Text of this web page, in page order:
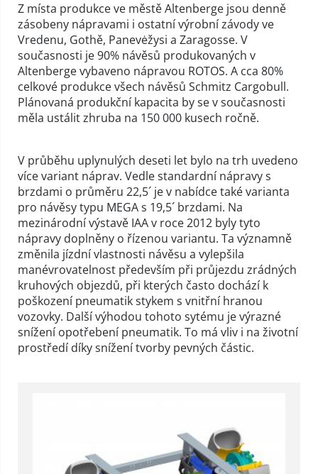
Z místa produkce ve městě Altenberge jsou denně
zásobeny nápravami i ostatní výrobní závody ve
Vredenu, Gothě, Panevėžysi a Zaragosse. V
současnosti je 90% návěsů produkovaných v
Altenberge vybaveno nápravou ROTOS. A cca 80%
celkové produkce všech návěsů Schmitz Cargobull.
Plánovaná produkční kapacita by se v současnosti
měla ustálit zhruba na 150 000 kusech ročně.
V průběhu uplynulých deseti let bylo na trh uvedeno
více variant náprav. Vedle standardní nápravy s
brzdami o průměru 22,5´ je v nabídce také varianta
pro návěsy typu MEGA s 19,5´ brzdami. Na
mezinárodní výstavě IAA v roce 2012 byly tyto
nápravy doplněny o řízenou variantu. Ta významně
změnila jízdní vlastnosti návěsu a vylepšila
manévrovatelnost především při průjezdu zrádných
kruhových objezdů, při kterých často dochází k
poškození pneumatik stykem s vnitřní hranou
vozovky. Další výhodou tohoto sytému je výrazné
snížení opotřebení pneumatik. To má vliv i na životní
prostředí díky snížení tvorby pevných částic.